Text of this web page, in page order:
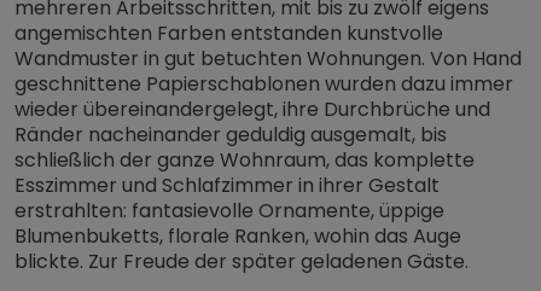
mehreren Arbeitsschritten, mit bis zu zwölf eigens
angemischten Farben entstanden kunstvolle
Wandmuster in gut betuchten Wohnungen. Von Hand
geschnittene Papierschablonen wurden dazu immer
wieder übereinandergelegt, ihre Durchbrüche und
Ränder nacheinander geduldig ausgemalt, bis
schließlich der ganze Wohnraum, das komplette
Esszimmer und Schlafzimmer in ihrer Gestalt
erstrahlten: fantasievolle Ornamente, üppige
Blumenbuketts, florale Ranken, wohin das Auge
blickte. Zur Freude der später geladenen Gäste.